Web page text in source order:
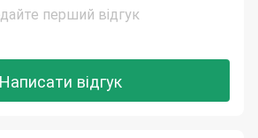
перший відгук
Написати відгук